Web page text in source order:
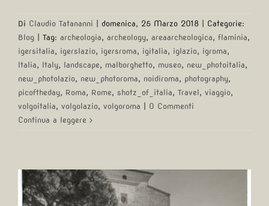
Di Claudio Tatananni domenica, 25 Marzo 2018
Categorie:
Blog
Tag: archeologia, archeology, areaarcheologica, flaminia,
igersitalia, igerslazio, igersroma, igitalia, iglazio, igroma,
Italia, Italy, landscape, malborghetto, museo, new_photoitalia,
new_photolazio, new_photoroma, noidiroma, photography,
picoftheday, Roma, Rome, shotz_of_italia, Travel, viaggio,
volgoitalia, volgolazio, volgoroma
0 Commenti
Continua a leggere